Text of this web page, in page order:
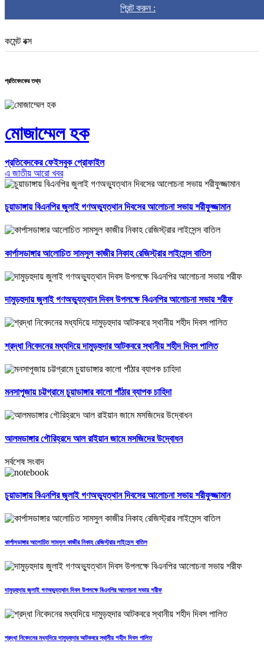
প্রিন্ট করুন :
কমেন্ট বক্স
প্রতিবেদকের তথ্য
মোজাম্মেল হক
প্রতিবেদকের ফেইসবুক প্রোফাইল
এ জাতীয় আরো খবর
চুয়াডাঙ্গায় বিএনপির জুলাই গণঅভ্যুত্থান দিবসের আলোচনা সভায় শরীফুজ্জামান
কার্পাসডাঙ্গার আলোচিত সামসুল কাজীর নিকাহ রেজিস্ট্রার লাইসেন্স বাতিল
দামুড়হুদায় জুলাই গণঅভ্যুত্থান দিবস উপলক্ষে বিএনপির আলোচনা সভায় শরীফ
শ্রদ্ধা নিবেদনের মধ্যদিয়ে দামুড়হুদার আটকবরে স্থানীয় শহীদ দিবস পালিত
মনসাপূজায় চট্টগ্রামে চুয়াডাঙ্গার কালো পাঁঠার ব্যাপক চাহিদা
আলমডাঙ্গার গৌরিহ্রদে আল রাইয়ান জামে মসজিদের উদ্বোধন
সর্বশেষ সংবাদ
চুয়াডাঙ্গায় বিএনপির জুলাই গণঅভ্যুত্থান দিবসের আলোচনা সভায় শরীফুজ্জামান
কার্পাসডাঙ্গার আলোচিত সামসুল কাজীর নিকাহ রেজিস্ট্রার লাইসেন্স বাতিল
দামুড়হুদায় জুলাই গণঅভ্যুত্থান দিবস উপলক্ষে বিএনপির আলোচনা সভায় শরীফ
শ্রদ্ধা নিবেদনের মধ্যদিয়ে দামুড়হুদার আটকবরে স্থানীয় শহীদ দিবস পালিত